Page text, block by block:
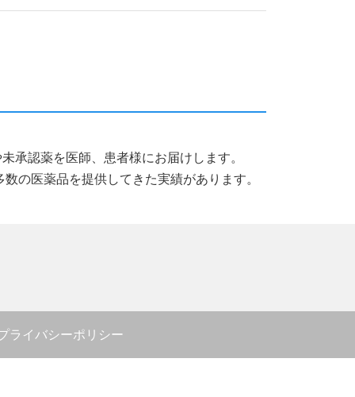
承認薬を医師、患者様にお届けします。
の医薬品を提供してきた実績があります。
ライバシーポリシー